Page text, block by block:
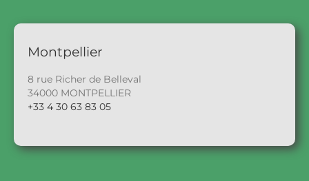
Montpellier
8 rue Richer de Belleval
34000 MONTPELLIER
+33 4 30 63 83 05